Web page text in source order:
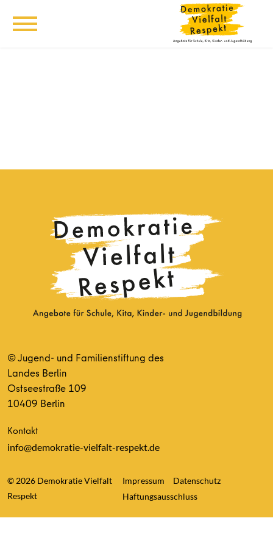
© Jugend- und Familienstiftung des
Landes Berlin
Ostseestraße 109
10409 Berlin
Kontakt
info@demokratie-vielfalt-respekt.de
© 2026 Demokratie Vielfalt
Respekt
Impressum
Datenschutz
Haftungsausschluss